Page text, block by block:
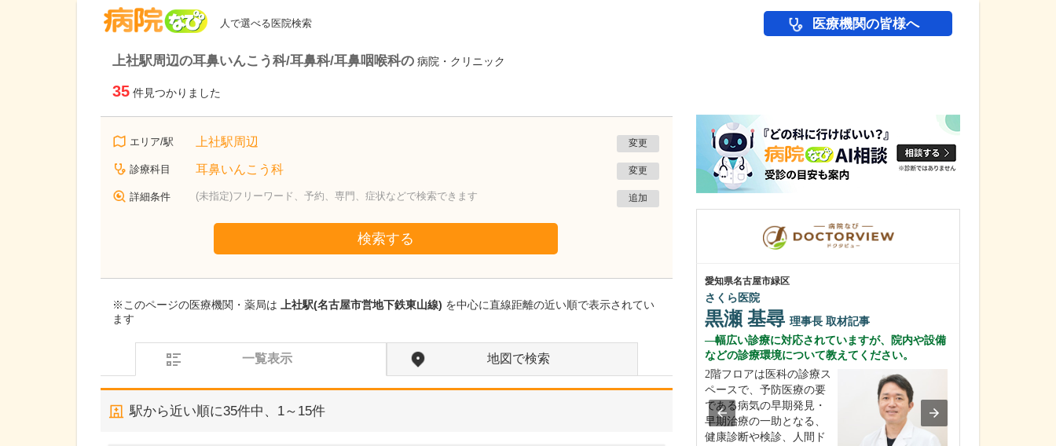
人で選べる医院検索 医療機関の皆様へ
上社駅周辺の耳鼻いんこう科/耳鼻科/耳鼻咽喉科の 病院・クリニック
35 件見つかりました
エリア/駅 上社駅周辺 変更
診療科目 耳鼻いんこう科 変更
詳細条件 (未指定)フリーワード、予約、専門、症状などで検索できます 追加
検索する
※このページの医療機関・薬局は 上社駅(名古屋市営地下鉄東山線) を中心に直線距離の近い順で表示されてい
ます
一覧表示 地図で検索
駅から近い順に35件中、 1～15件
愛知県名古屋市名東区
おおくまクリニック
充実した検査体制が的確な診断につながってい
るのですね。
当院は、大きな病院で活
躍している専門の先生や
愛知県名古屋市緑区
さくら医院
黒瀬 基尋 理事長 取材記事
幅広い診療に対応されていますが、院内や設備
などの診療環境について教えてください。
2階フロアは医科の診療ス
ペースで、予防医療の要
である病気の早期発見・
早期治療の一助となる、
健康診断や検診、人間ド